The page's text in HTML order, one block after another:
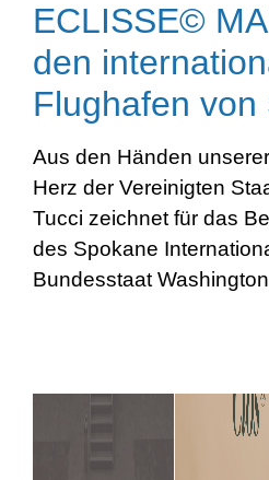
ECLISSE©
den
Flughafen von
Aus den Händen
Herz der Vereinigten
Tucci zeichnet für das
des Spokane
Bundesstaat